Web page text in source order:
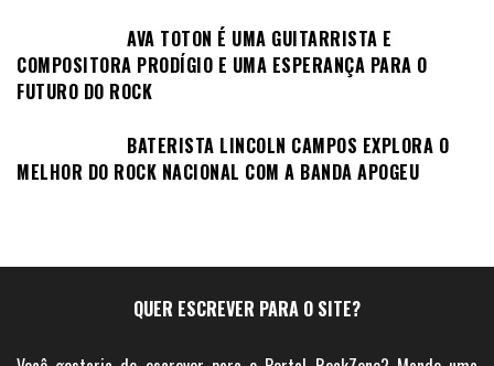
AVA TOTON É UMA GUITARRISTA E
COMPOSITORA PRODÍGIO E UMA ESPERANÇA PARA O
FUTURO DO ROCK
BATERISTA LINCOLN CAMPOS EXPLORA O
MELHOR DO ROCK NACIONAL COM A BANDA APOGEU
QUER ESCREVER PARA O SITE?